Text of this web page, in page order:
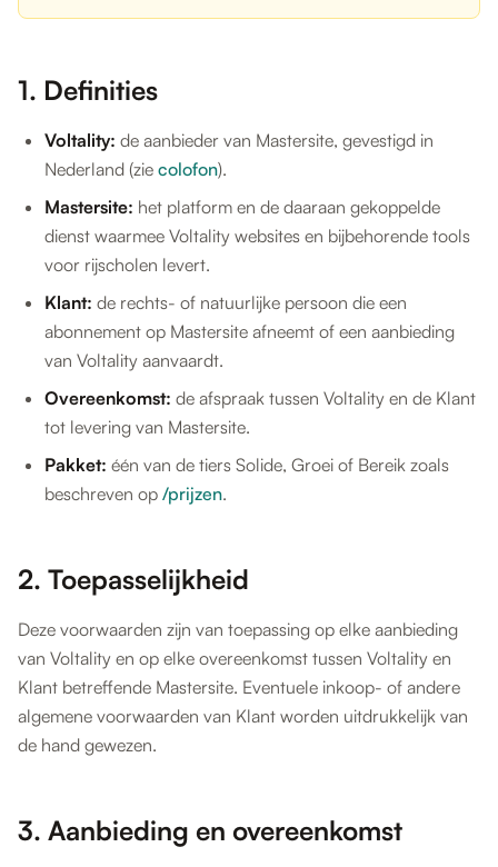
1. Definities
Voltality: de aanbieder van Mastersite, gevestigd in
Nederland (zie colofon).
Mastersite: het platform en de daaraan gekoppelde
dienst waarmee Voltality websites en bijbehorende tools
voor rijscholen levert.
Klant: de rechts- of natuurlijke persoon die een
abonnement op Mastersite afneemt of een aanbieding
van Voltality aanvaardt.
Overeenkomst: de afspraak tussen Voltality en de Klant
tot levering van Mastersite.
Pakket: één van de tiers Solide, Groei of Bereik zoals
beschreven op /prijzen.
2. Toepasselijkheid
Deze voorwaarden zijn van toepassing op elke aanbieding
van Voltality en op elke overeenkomst tussen Voltality en
Klant betreffende Mastersite. Eventuele inkoop- of andere
algemene voorwaarden van Klant worden uitdrukkelijk van
de hand gewezen.
3. Aanbieding en overeenkomst